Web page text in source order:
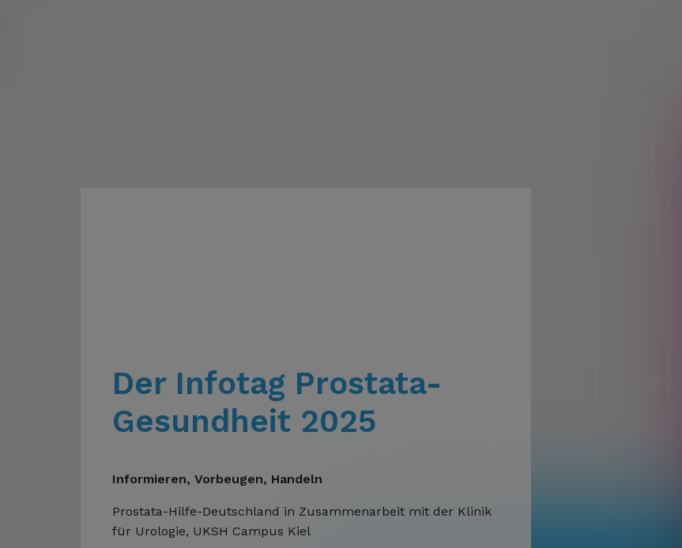
Der Infotag Prostata-
Gesundheit 2025
Informieren, Vorbeugen, Handeln
Prostata-Hilfe-Deutschland in Zusammenarbeit mit der Klinik
für Urologie, UKSH Campus Kiel